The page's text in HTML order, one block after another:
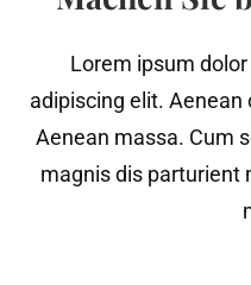
Lorem ipsum
adipiscing elit.
Aenean massa. Cum
magnis dis parturient